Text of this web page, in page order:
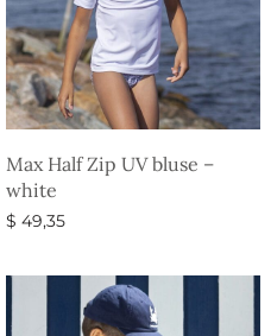
Max Half Zip UV bluse –
white
$ 49,35